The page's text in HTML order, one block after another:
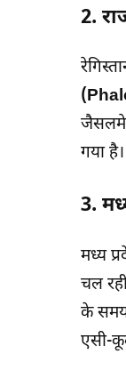
2.
गया है।
3.
मध्य
चल
के समय
एसी-